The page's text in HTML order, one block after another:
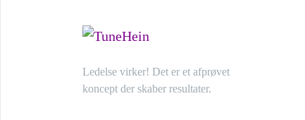
Ledelse virker! Det er et afprøvet
koncept der skaber resultater.